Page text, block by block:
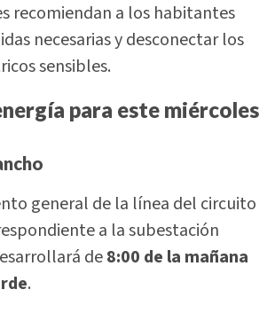
recomiendan a los habitantes
necesarias y desconectar los
sensibles.
para este miércoles
general de la línea del circuito
a la subestación
de8:00 de la mañana
.